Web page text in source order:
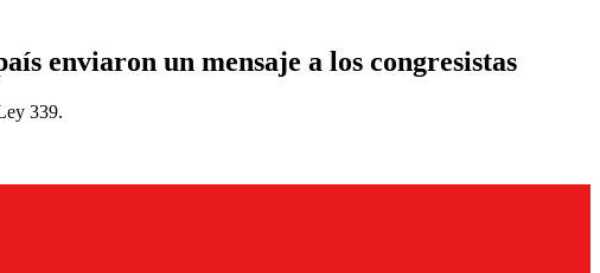
enviaron un mensaje a los congresistas
339.